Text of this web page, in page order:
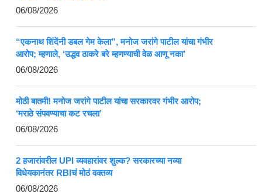
06/08/2026
“एकनाथ शिंदेंनी डबल गेम केला”, मनोज जरांगे पाटील यांचा गंभीर
आरोप; म्हणाले, ‘उद्धव ठाकरे बरे म्हणण्याची वेळ आणू नका’
06/08/2026
मोठी बातमी! मनोज जरांगे पाटील यांचा सरकारवर गंभीर आरोप;
‘मराठे संपवण्याचा कट रचला’
06/08/2026
2 हजारांवरील UPI व्यवहारांवर शुल्क? सरकारच्या नव्या
विधेयकानंतर RBIचं मोठं वक्तव्य
06/08/2026